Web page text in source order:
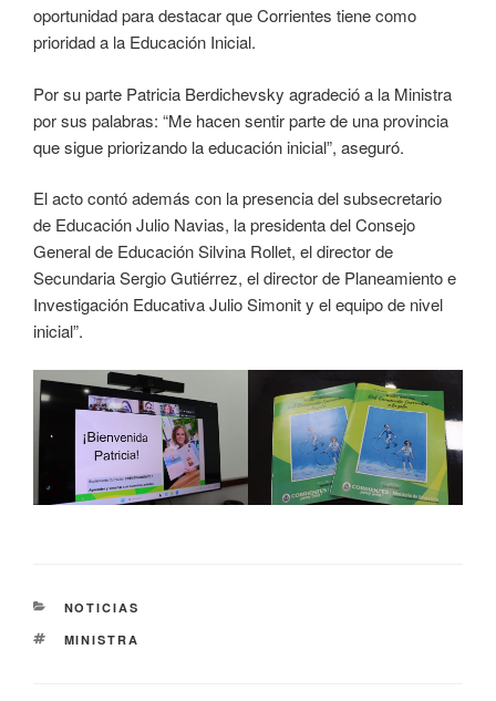
oportunidad para destacar que Corrientes tiene como
prioridad a la Educación Inicial.
Por su parte Patricia Berdichevsky agradeció a la Ministra
por sus palabras: “Me hacen sentir parte de una provincia
que sigue priorizando la educación inicial”, aseguró.
El acto contó además con la presencia del subsecretario
de Educación Julio Navias, la presidenta del Consejo
General de Educación Silvina Rollet, el director de
Secundaria Sergio Gutiérrez, el director de Planeamiento e
Investigación Educativa Julio Simonit y el equipo de nivel
inicial”.
NOTICIAS
MINISTRA